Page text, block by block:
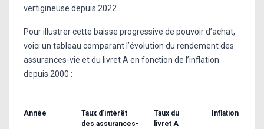
vertigineuse depuis 2022.
Pour illustrer cette baisse progressive de pouvoir d’achat,
voici un tableau comparant l’évolution du rendement des
assurances-vie et du livret A en fonction de l’inflation
depuis 2000 :
Année
Taux d’intérêt
des assurances-
Taux du
livret A
Inflation